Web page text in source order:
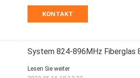
KONTAKT
System 824-896MHz Fiberglas
Lesen Sie weiter